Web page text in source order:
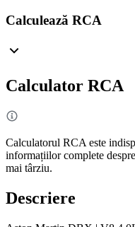
Calculează RCA
Calculator RCA
Calculatorul RCA este
informațiilor complete
mai târziu.
Descriere